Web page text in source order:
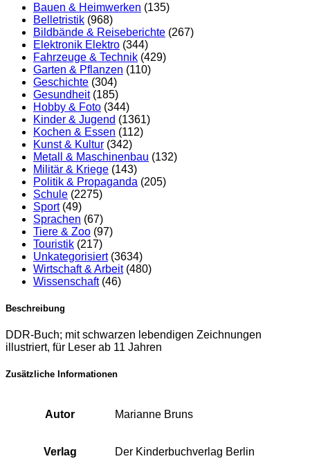
Bauen & Heimwerken (135)
Belletristik (968)
Bildbände & Reiseberichte (267)
Elektronik Elektro (344)
Fahrzeuge & Technik (429)
Garten & Pflanzen (110)
Geschichte (304)
Gesundheit (185)
Hobby & Foto (344)
Kinder & Jugend (1361)
Kochen & Essen (112)
Kunst & Kultur (342)
Metall & Maschinenbau (132)
Militär & Kriege (143)
Politik & Propaganda (205)
Schule (2275)
Sport (49)
Sprachen (67)
Tiere & Zoo (97)
Touristik (217)
Unkategorisiert (3634)
Wirtschaft & Arbeit (480)
Wissenschaft (46)
Beschreibung
DDR-Buch; mit schwarzen lebendigen Zeichnungen
illustriert, für Leser ab 11 Jahren
Zusätzliche Informationen
Autor Marianne Bruns
Verlag Der Kinderbuchverlag Berlin